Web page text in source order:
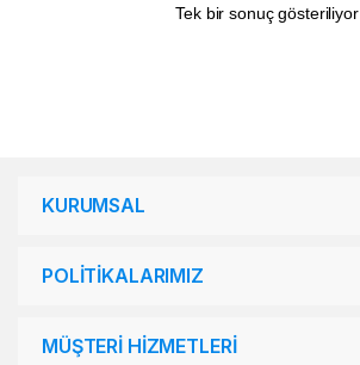
Tek bir sonuç gösteriliyor
KURUMSAL
POLİTİKALARIMIZ
MÜŞTERİ HİZMETLERİ